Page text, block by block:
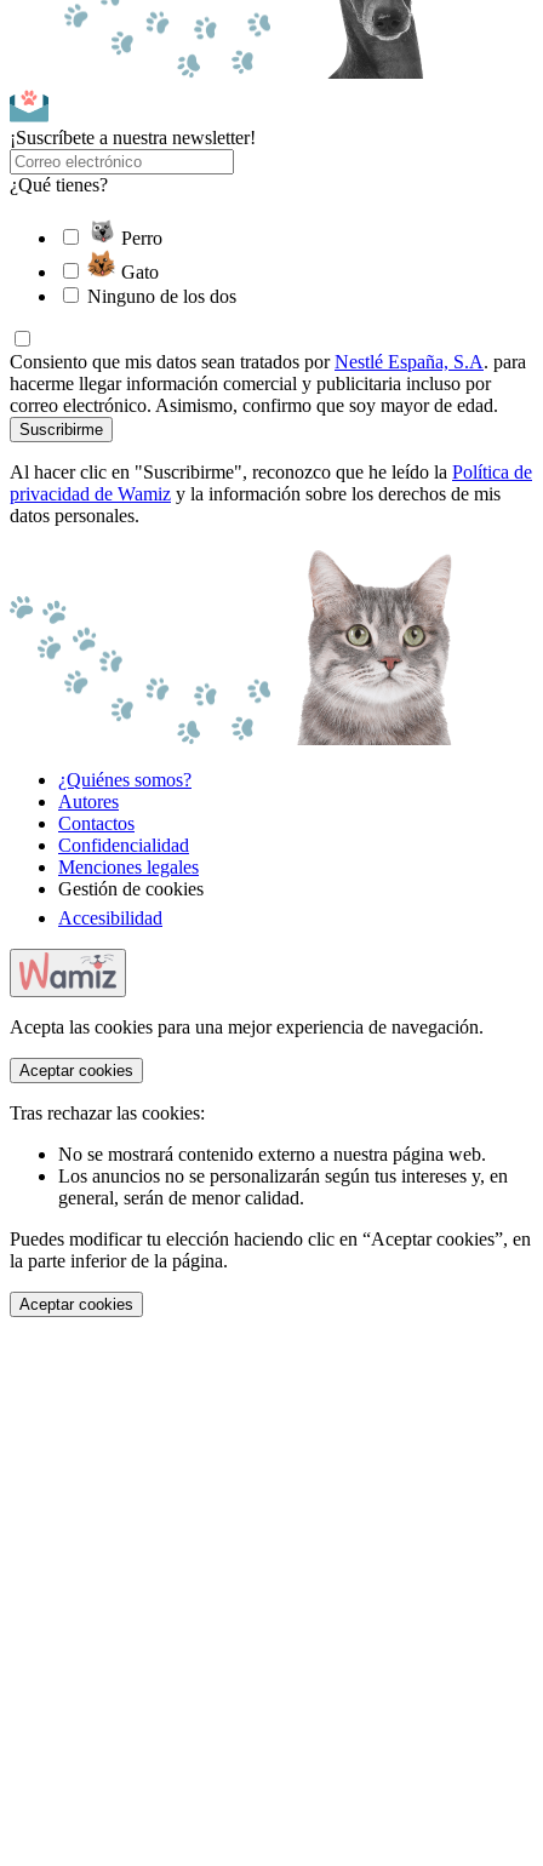
¡Suscríbete a nuestra newsletter!
¿Qué tienes?
Perro
Gato
Ninguno de los dos
Consiento que mis datos sean tratados porNestlé España, S.A. para
hacerme llegar información comercial y publicitaria incluso por
correo electrónico. Asimismo, confirmo que soy mayor de edad.
Suscribirme
Al hacer clic en "Suscribirme", reconozco que he leído la Política de
privacidad de Wamiz y la información sobre los derechos de mis
datos personales.
¿Quiénes somos?
Autores
Contactos
Confidencialidad
Menciones legales
Gestión de cookies
Accesibilidad
Acepta las cookies para una mejor experiencia de navegación.
Aceptar cookies
Tras rechazar las cookies:
No se mostrará contenido externo a nuestra página web.
Los anuncios no se personalizarán según tus intereses y, en
general, serán de menor calidad.
Puedes modificar tu elección haciendo clic en “Aceptar cookies”, en
la parte inferior de la página.
Aceptar cookies